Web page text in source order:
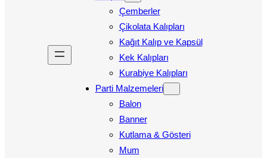
Çemberler
Çikolata Kalıpları
Kağıt Kalıp ve Kapsül
Kek Kalıpları
Kurabiye Kalıpları
Parti Malzemeleri
Balon
Banner
Kutlama & Gösteri
Mum